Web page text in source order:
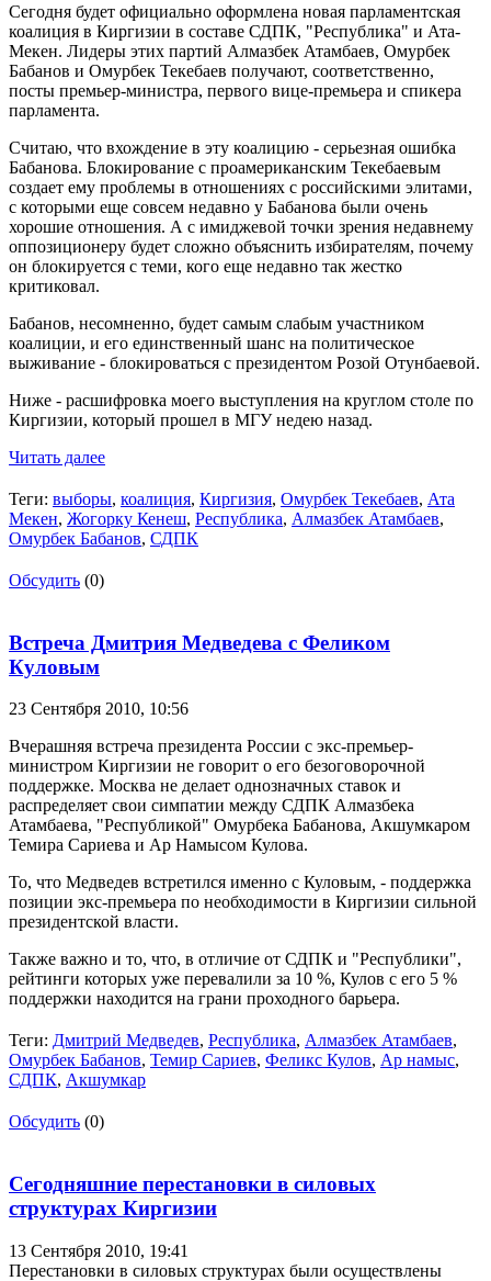
Сегодня будет официально оформлена новая парламентская
коалиция в Киргизии в составе СДПК, "Республика" и Ата-
Мекен. Лидеры этих партий Алмазбек Атамбаев, Омурбек
Бабанов и Омурбек Текебаев получают, соответственно,
посты премьер-министра, первого вице-премьера и спикера
парламента.
Считаю, что вхождение в эту коалицию - серьезная ошибка
Бабанова. Блокирование с проамериканским Текебаевым
создает ему проблемы в отношениях с российскими элитами,
с которыми еще совсем недавно у Бабанова были очень
хорошие отношения. А с имиджевой точки зрения недавнему
оппозиционеру будет сложно объяснить избирателям, почему
он блокируется с теми, кого еще недавно так жестко
критиковал.
Бабанов, несомненно, будет самым слабым участником
коалиции, и его единственный шанс на политическое
выживание - блокироваться с президентом Розой Отунбаевой.
Ниже - расшифровка моего выступления на круглом столе по
Киргизии, который прошел в МГУ недею назад.
Читать далее
Теги: выборы, коалиция, Киргизия, Омурбек Текебаев, Ата
Мекен, Жогорку Кенеш, Республика, Алмазбек Атамбаев,
Омурбек Бабанов, СДПК
Обсудить (0)
Встреча Дмитрия Медведева с Феликом
Куловым
23 Сентября 2010, 10:56
Вчерашняя встреча президента России с экс-премьер-
министром Киргизии не говорит о его безоговорочной
поддержке. Москва не делает однозначных ставок и
распределяет свои симпатии между СДПК Алмазбека
Атамбаева, "Республикой" Омурбека Бабанова, Акшумкаром
Темира Сариева и Ар Намысом Кулова.
То, что Медведев встретился именно с Куловым, - поддержка
позиции экс-премьера по необходимости в Киргизии сильной
президентской власти.
Также важно и то, что, в отличие от СДПК и "Республики",
рейтинги которых уже перевалили за 10 %, Кулов с его 5 %
поддержки находится на грани проходного барьера.
Теги: Дмитрий Медведев, Республика, Алмазбек Атамбаев,
Омурбек Бабанов, Темир Сариев, Феликс Кулов, Ар намыс,
СДПК, Акшумкар
Обсудить (0)
Сегодняшние перестановки в силовых
структурах Киргизии
13 Сентября 2010, 19:41
Перестановки в силовых структурах были осуществлены